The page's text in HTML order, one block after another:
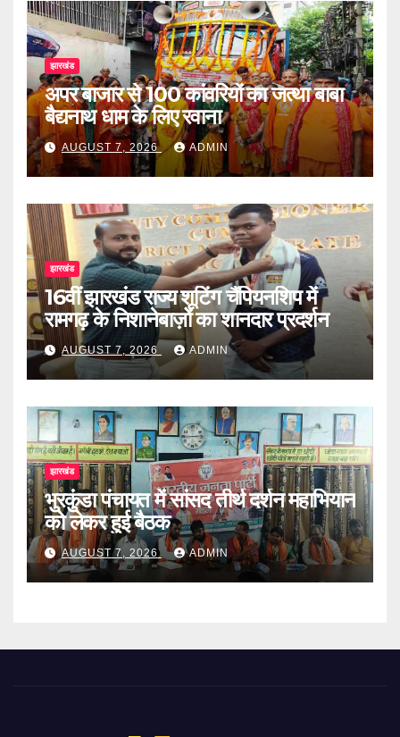
झारखंड
अपर बाजार से 100 कांवरियों का जत्था बाबा
बैद्यनाथ धाम के लिए रवाना
AUGUST 7, 2026 ADMIN
झारखंड
16वीं झारखंड राज्य शूटिंग चैंपियनशिप में
रामगढ़ के निशानेबाज़ों का शानदार प्रदर्शन
AUGUST 7, 2026 ADMIN
झारखंड
भुरकुंडा पंचायत में सांसद तीर्थ दर्शन महाभियान
को लेकर हुई बैठक
AUGUST 7, 2026 ADMIN